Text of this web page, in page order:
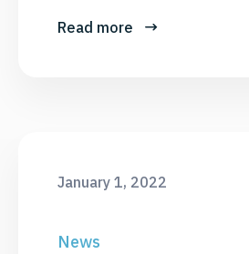
Read more
January 1, 2022
News